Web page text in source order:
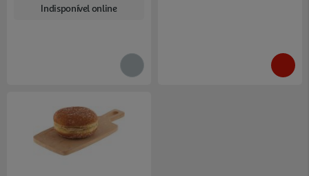
Indisponível online